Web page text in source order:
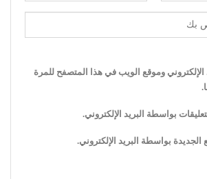
وموقع الويب في هذا المتصفح للمرة
بواسطة البريد الإلكتروني.
الجديدة بواسطة البريد الإلكتروني.